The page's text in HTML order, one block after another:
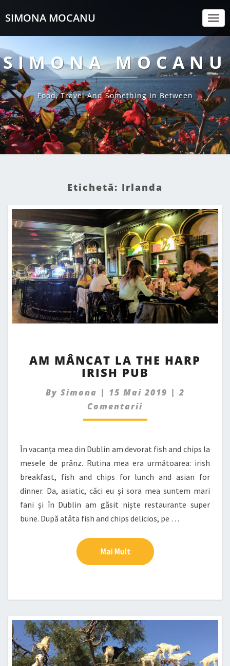
SIMONA MOCANU
SIMONA MOCANU
Food, Travel And Something In Between
Etichetă: Irlanda
MÂNCAT
LA
HARP
IRISH
PUB
AM MÂNCAT LA THE HARP
IRISH PUB
By Simona | 15 Mai 2019 |Comments
2
Comentarii
În vacanța mea din Dublin am devorat fish and chips la
mesele de prânz. Rutina mea era următoarea: irish
breakfast, fish and chips for lunch and asian for
dinner. Da, asiatic, căci eu și sora mea suntem mari
fani și în Dublin am găsit niște restaurante super
bune. După atâta fish and chips delicios, pe …
Mai MultMai Mult